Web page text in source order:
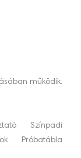
működik.
Színpadi
Próbatábla